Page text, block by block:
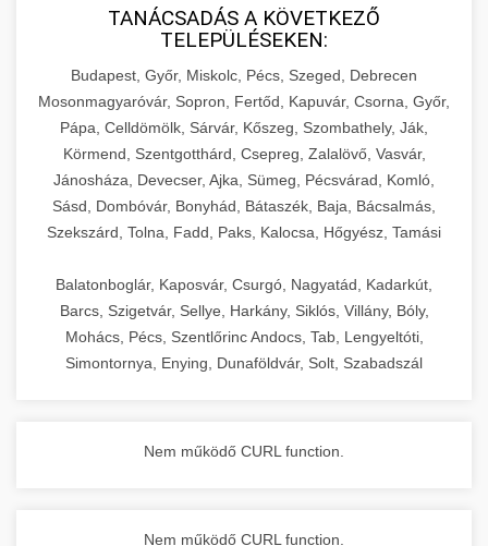
TANÁCSADÁS A KÖVETKEZŐ
TELEPÜLÉSEKEN:
Budapest, Győr, Miskolc, Pécs, Szeged, Debrecen
Mosonmagyaróvár, Sopron, Fertőd, Kapuvár, Csorna, Győr,
Pápa, Celldömölk, Sárvár, Kőszeg, Szombathely, Ják,
Körmend, Szentgotthárd, Csepreg, Zalalövő, Vasvár,
Jánosháza, Devecser, Ajka, Sümeg, Pécsvárad, Komló,
Sásd, Dombóvár, Bonyhád, Bátaszék, Baja, Bácsalmás,
Szekszárd, Tolna, Fadd, Paks, Kalocsa, Hőgyész, Tamási
Balatonboglár, Kaposvár, Csurgó, Nagyatád, Kadarkút,
Barcs, Szigetvár, Sellye, Harkány, Siklós, Villány, Bóly,
Mohács, Pécs, Szentlőrinc Andocs, Tab, Lengyeltóti,
Simontornya, Enying, Dunaföldvár, Solt, Szabadszál
Nem működő CURL function.
Nem működő CURL function.